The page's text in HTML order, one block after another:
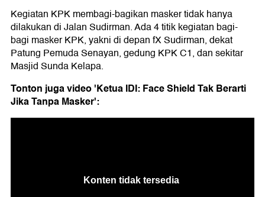
Kegiatan KPK membagi-bagikan masker tidak hanya
dilakukan di Jalan Sudirman. Ada 4 titik kegiatan bagi-
bagi masker KPK, yakni di depan fX Sudirman, dekat
Patung Pemuda Senayan, gedung KPK C1, dan sekitar
Masjid Sunda Kelapa.
Tonton juga video 'Ketua IDI: Face Shield Tak Berarti
Jika Tanpa Masker':